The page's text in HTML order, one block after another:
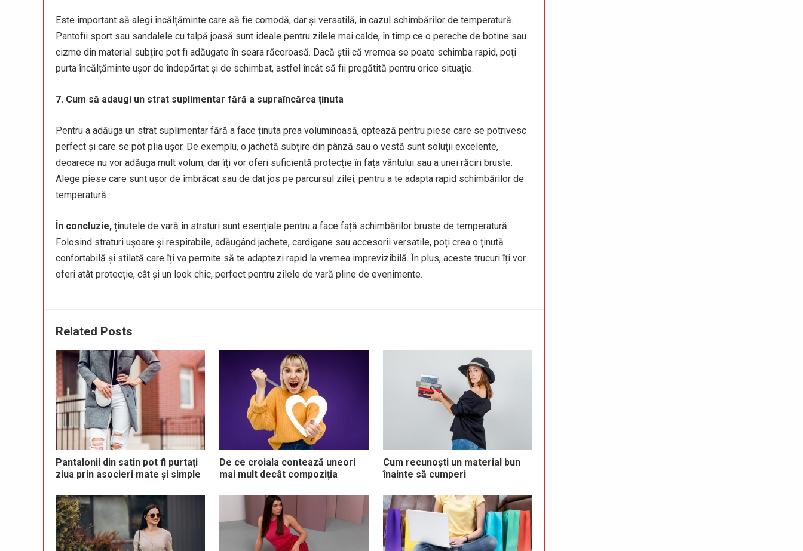
Este important să alegi încălțăminte care să fie comodă, dar și versatilă, în cazul schimbărilor de temperatură.
Pantofii sport sau sandalele cu talpă joasă sunt ideale pentru zilele mai calde, în timp ce o pereche de botine sau
cizme din material subțire pot fi adăugate în seara răcoroasă. Dacă știi că vremea se poate schimba rapid, poți
purta încălțăminte ușor de îndepărtat și de schimbat, astfel încât să fii pregătită pentru orice situație.
7. Cum să adaugi un strat suplimentar fără a supraîncărca ținuta
Pentru a adăuga un strat suplimentar fără a face ținuta prea voluminoasă, optează pentru piese care se potrivesc
perfect și care se pot plia ușor. De exemplu, o jachetă subțire din pânză sau o vestă sunt soluții excelente,
deoarece nu vor adăuga mult volum, dar îți vor oferi suficientă protecție în fața vântului sau a unei răciri bruste.
Alege piese care sunt ușor de îmbrăcat sau de dat jos pe parcursul zilei, pentru a te adapta rapid schimbărilor de
temperatură.
În concluzie, ținutele de vară în straturi sunt esențiale pentru a face față schimbărilor bruste de temperatură.
Folosind straturi ușoare și respirabile, adăugând jachete, cardigane sau accesorii versatile, poți crea o ținută
confortabilă și stilată care îți va permite să te adaptezi rapid la vremea imprevizibilă. În plus, aceste trucuri îți vor
oferi atât protecție, cât și un look chic, perfect pentru zilele de vară pline de evenimente.
Related Posts
Pantalonii din satin pot fi purtați
ziua prin asocieri mate și simple
De ce croiala contează uneori
mai mult decât compoziția
Cum recunoști un material bun
înainte să cumperi